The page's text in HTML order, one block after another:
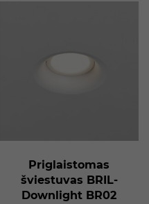
Priglaistomas
šviestuvas BRIL-
Downlight BR02